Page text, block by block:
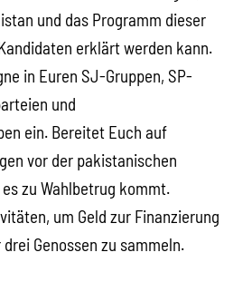
und das Programm dieser
erklärt werden kann.
in Euren SJ-Gruppen, SP-
und
ein. Bereitet Euch auf
vor der pakistanischen
zu Wahlbetrug kommt.
um Geld zur Finanzierung
Genossen zu sammeln.